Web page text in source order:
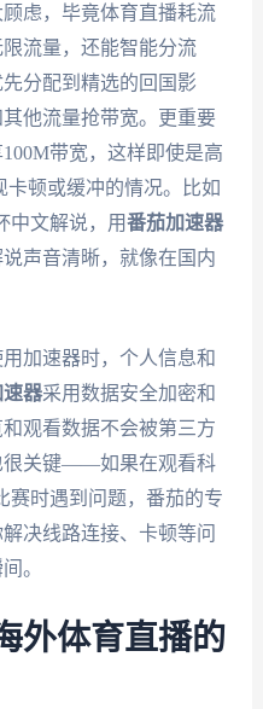
虑，毕竟体育直播耗流
流量，还能智能分流
分配到精选的回国影
他流量抢带宽。更重要
带宽，这样即使是高
顿或缓冲的情况。比如
中文解说，用番茄加速器
声音清晰，就像在国内
加速器时，个人信息和
器采用数据安全加密和
观看数据不会被第三方
很关键——如果在观看科
赛时遇到问题，番茄的专
决线路连接、卡顿等问
。
外体育直播的